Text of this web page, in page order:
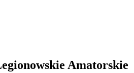
Amatorskie